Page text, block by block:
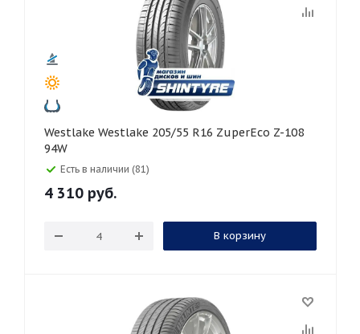
Westlake Westlake 205/55 R16 ZuperEco Z-108
94W
Есть в наличии (81)
4 310 руб.
В корзину